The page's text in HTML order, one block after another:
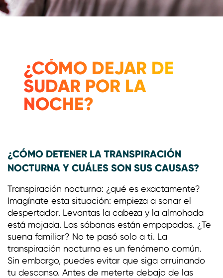
¿CÓMO DEJAR DE
SUDAR POR LA
NOCHE?
¿CÓMO DETENER LA TRANSPIRACIÓN
NOCTURNA Y CUÁLES SON SUS CAUSAS?
Transpiración nocturna: ¿qué es exactamente?
Imagínate esta situación: empieza a sonar el
despertador. Levantas la cabeza y la almohada
está mojada. Las sábanas están empapadas. ¿Te
suena familiar? No te pasó solo a ti. La
transpiración nocturna es un fenómeno común.
Sin embargo, puedes evitar que siga arruinando
tu descanso. Antes de meterte debajo de las